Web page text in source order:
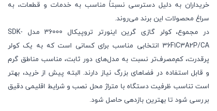
خریداران به دلیل دسترسی نسبتاً مناسب به خدمات و قطعات، به
سراغ محصولات این برند می‌روند.
در مجموع، کولر گازی گرین اینورتر تروپیکال 36000 مدل SDK-
36F1C3A2P/CA انتخابی مناسب برای کسانی است که به یک کولر
پرقدرت، کم‌مصرف‌تر نسبت به مدل‌های دور ثابت، مناسب مناطق گرم
و قابل استفاده در فضاهای بزرگ نیاز دارند. البته پیش از خرید، بهتر
است تناسب ظرفیت دستگاه با متراژ محل نصب و شرایط اقلیمی دقیق
بررسی شود تا بهترین بازدهی حاصل شود.